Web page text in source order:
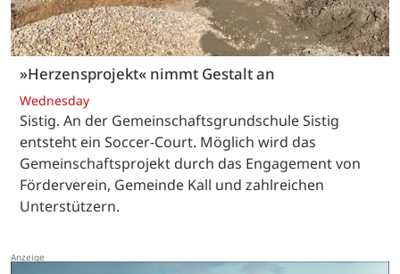
»Herzensprojekt« nimmt Gestalt an
Wednesday
Sistig. An der Gemeinschaftsgrundschule Sistig
entsteht ein Soccer-Court. Möglich wird das
Gemeinschaftsprojekt durch das Engagement von
Förderverein, Gemeinde Kall und zahlreichen
Unterstützern.